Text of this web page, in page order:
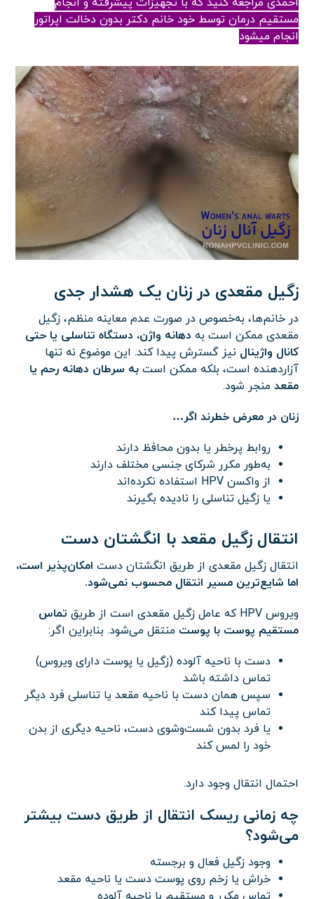
مستقیم درمان توسط خود خانم دکتر بدون دخالت اپراتور
انجام میشود
زگیل مقعدی در زنان یک هشدار جدی
در خانم‌ها، به‌خصوص در صورت عدم معاینه منظم، زگیل
مقعدی ممکن است به دهانه واژن، دستگاه تناسلی یا حتی
کانال واژینال نیز گسترش پیدا کند. این موضوع نه تنها
آزاردهنده است، بلکه ممکن استبه سرطان دهانه رحم یا
مقعد منجر شود.
زنان در معرض خطرند اگر…
روابط پرخطر یا بدون محافظ دارند
به‌طور مکرر شرکای جنسی مختلف دارند
از واکسن HPV استفاده نکرده‌اند
یا زگیل تناسلی را نادیده بگیرند
انتقال زگیل مقعد با انگشتان دست
انتقال زگیل مقعدی از طریق انگشتان دست امکان‌پذیر است،
اما شایع‌ترین مسیر انتقال محسوب نمی‌شود.
ویروس HPV که عامل زگیل مقعدی است از طریق
تماس
مستقیم پوست با پوست منتقل می‌شود. بنابراین اگر:
دست با ناحیه آلوده (زگیل یا پوست دارای ویروس)
تماس داشته باشد
سپس همان دست با ناحیه مقعد یا تناسلی فرد دیگر
تماس پیدا کند
یا فرد بدون شست‌وشوی دست، ناحیه دیگری از بدن
خود را لمس کند
احتمال انتقال وجود دارد.
چه زمانی ریسک انتقال از طریق دست بیشتر
می‌شود؟
وجود زگیل فعال و برجسته
خراش یا زخم روی پوست دست یا ناحیه مقعد